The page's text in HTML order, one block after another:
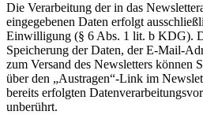
Die Verarbeitung der in das
eingegebenen Daten erfolgt
Einwilligung (§ 6 Abs. 1 lit. b KDG).
Speicherung der Daten, der E-Mail-
zum Versand des Newsletters können
über den „Austragen“-Link im
bereits erfolgten
unberührt.